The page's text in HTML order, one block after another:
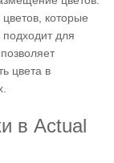
которые
для
цвета в
в Actual